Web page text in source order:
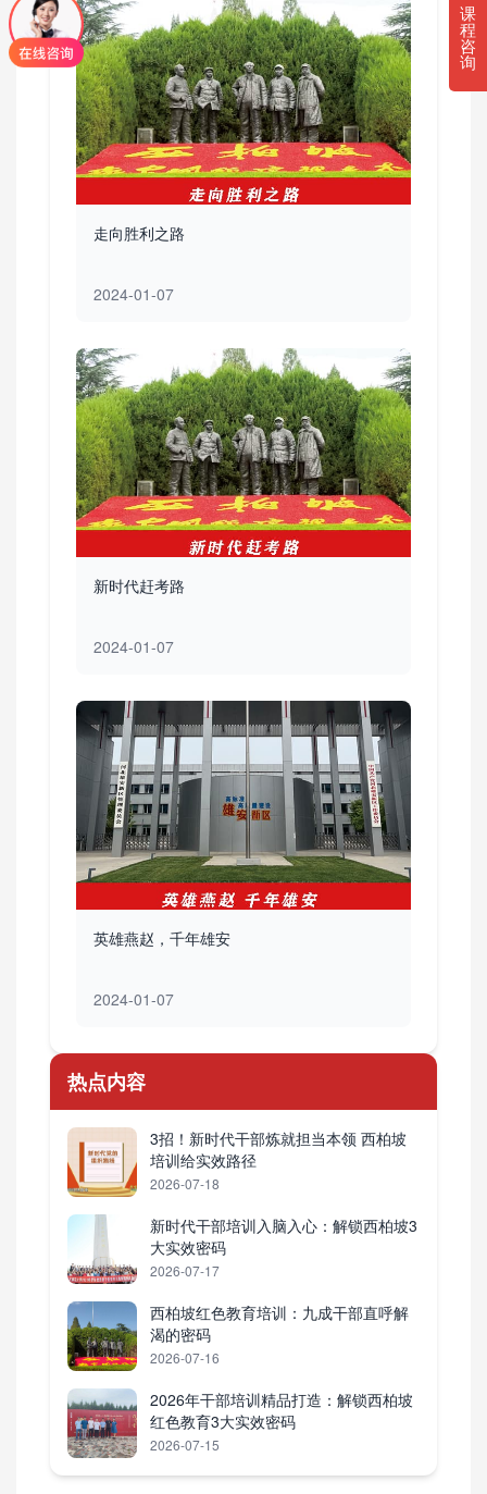
走向胜利之路
2024-01-07
新时代赶考路
2024-01-07
英雄燕赵，千年雄安
2024-01-07
热点内容
3招！新时代干部炼就担当本领 西柏坡
培训给实效路径
2026-07-18
新时代干部培训入脑入心：解锁西柏坡3
大实效密码
2026-07-17
西柏坡红色教育培训：九成干部直呼解
渴的密码
2026-07-16
2026年干部培训精品打造：解锁西柏坡
红色教育3大实效密码
2026-07-15
课
程
咨
询